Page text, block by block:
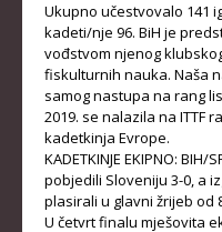
Ukupno učestvovalo 141
kadeti/nje 96. BiH je
vođstvom njenog
fiskulturnih nauka. Naša
samog nastupa na rang
2019. se nalazila na ITTF
kadetkinja Evrope.
KADETKINJE EKIPNO: BIH/
pobjedili Sloveniju 3-0, a
plasirali u glavni žrijeb od
U četvrt finalu mješovita